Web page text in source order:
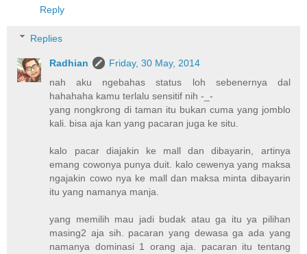
Reply
Replies
Radhian
Friday, 30 May, 2014
nah aku ngebahas status loh sebenernya dal
hahahaha kamu terlalu sensitif nih -_-
yang nongkrong di taman itu bukan cuma yang jomblo
kali. bisa aja kan yang pacaran juga ke situ.
kalo pacar diajakin ke mall dan dibayarin, artinya
emang cowonya punya duit. kalo cewenya yang maksa
ngajakin cowo nya ke mall dan maksa minta dibayarin
itu yang namanya manja.
yang memilih mau jadi budak atau ga itu ya pilihan
masing2 aja sih. pacaran yang dewasa ga ada yang
namanya dominasi 1 orang aja. pacaran itu tentang